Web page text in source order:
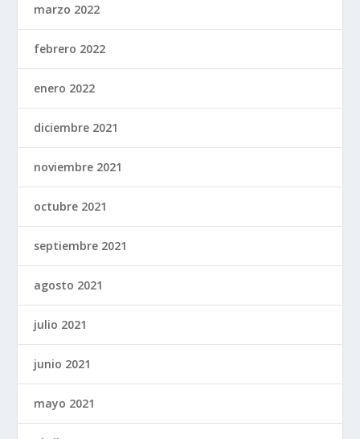
marzo 2022
febrero 2022
enero 2022
diciembre 2021
noviembre 2021
octubre 2021
septiembre 2021
agosto 2021
julio 2021
junio 2021
mayo 2021